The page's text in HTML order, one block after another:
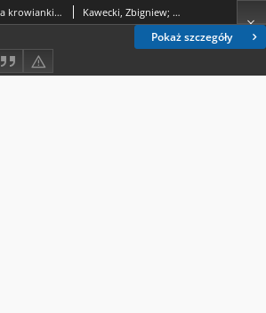
Pokaż szczegóły
Dynamika replikacji wirusa krowianki w zależności od temperatury inkubacji Kawecki, Zbigniew; Melke, Jerzy (1941- )